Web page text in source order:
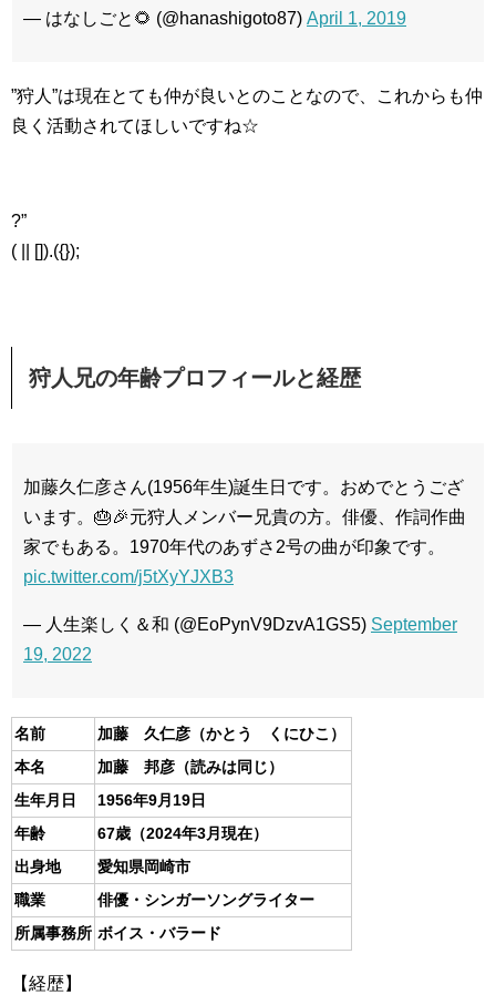
— はなしごと🌻 (@hanashigoto87) April 1, 2019
”狩人”は現在とても仲が良いとのことなので、これからも仲
良く活動されてほしいですね☆
?”
( || []).({});
狩人兄の年齢プロフィールと経歴
加藤久仁彦さん(1956年生)誕生日です。おめでとうござ
います。🎂🎉元狩人メンバー兄貴の方。俳優、作詞作曲
家でもある。1970年代のあずさ2号の曲が印象です。
pic.twitter.com/j5tXyYJXB3
— 人生楽しく＆和 (@EoPynV9DzvA1GS5) September
19, 2022
名前
加藤 久仁彦（かとう くにひこ）
本名
加藤 邦彦（読みは同じ）
生年月日
1956年9月19日
年齢
67歳（2024年3月現在）
出身地
愛知県岡崎市
職業
俳優・シンガーソングライター
所属事務所 ボイス・バラード
【経歴】